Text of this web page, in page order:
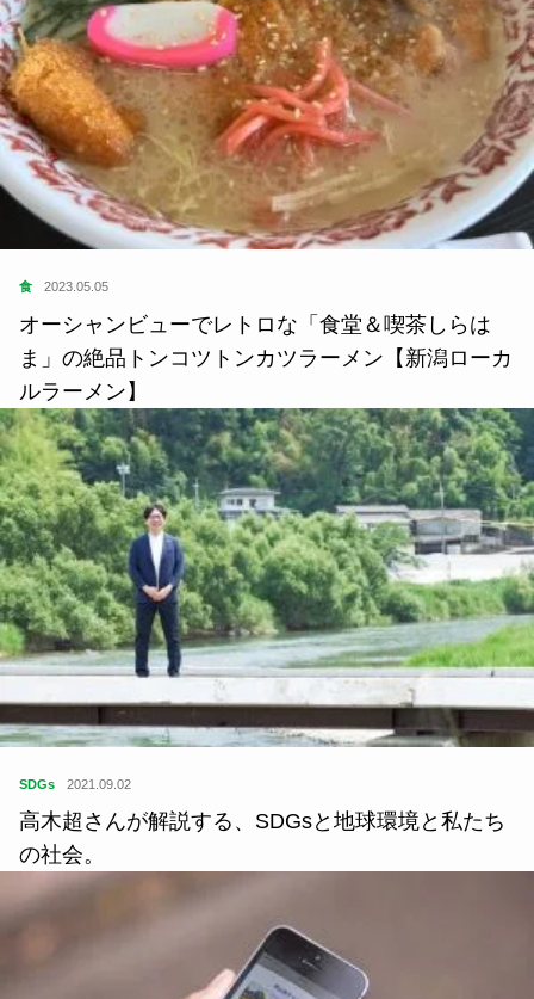
食 2023.05.05
オーシャンビューでレトロな「食堂＆喫茶しらは
ま」の絶品トンコツトンカツラーメン【新潟ローカ
ルラーメン】
SDGs 2021.09.02
高木超さんが解説する、SDGsと地球環境と私たち
の社会。